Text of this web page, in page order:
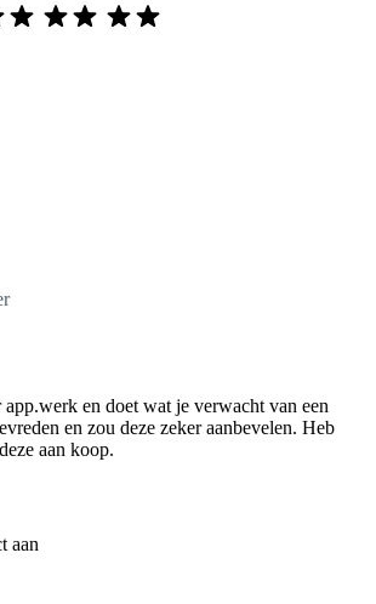
en doet wat je verwacht van een
en zou deze zeker aanbevelen. Heb
aan koop.
aan